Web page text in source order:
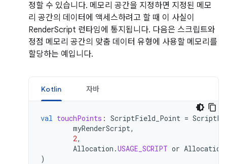
정할 수 있습니다. 메모리 공간을 지정하면 지정된 메모
리 공간의 데이터에 액세스하려고 할 때 이 사실이
RenderScript 런타임에 통지됩니다. 다음은 스크립트와
정점 메모리 공간의 맞춤 데이터 유형에 사용할 메모리를
할당하는 예입니다.
Kotlin 자바
val touchPoints : ScriptField_Point =
myRenderScript,
2,
Allocation .USAGE_SCRIPT or Allocation
)